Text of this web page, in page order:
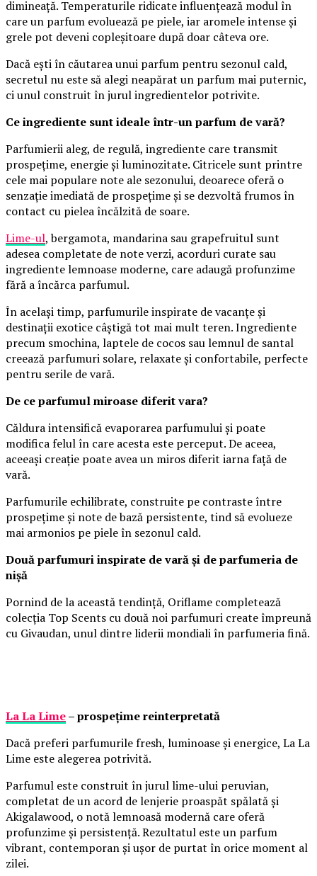
dimineață. Temperaturile ridicate influențează modul în
care un parfum evoluează pe piele, iar aromele intense și
grele pot deveni copleșitoare după doar câteva ore.
Dacă ești în căutarea unui parfum pentru sezonul cald,
secretul nu este să alegi neapărat un parfum mai puternic,
ci unul construit în jurul ingredientelor potrivite.
Ce ingrediente sunt ideale într-un parfum de vară?
Parfumierii aleg, de regulă, ingrediente care transmit
prospețime, energie și luminozitate. Citricele sunt printre
cele mai populare note ale sezonului, deoarece oferă o
senzație imediată de prospețime și se dezvoltă frumos în
contact cu pielea încălzită de soare.
Lime-ul, bergamota, mandarina sau grapefruitul sunt
adesea completate de note verzi, acorduri curate sau
ingrediente lemnoase moderne, care adaugă profunzime
fără a încărca parfumul.
În același timp, parfumurile inspirate de vacanțe și
destinații exotice câștigă tot mai mult teren. Ingrediente
precum smochina, laptele de cocos sau lemnul de santal
creează parfumuri solare, relaxate și confortabile, perfecte
pentru serile de vară.
De ce parfumul miroase diferit vara?
Căldura intensifică evaporarea parfumului și poate
modifica felul în care acesta este perceput. De aceea,
aceeași creație poate avea un miros diferit iarna față de
vară.
Parfumurile echilibrate, construite pe contraste între
prospețime și note de bază persistente, tind să evolueze
mai armonios pe piele în sezonul cald.
Două parfumuri inspirate de vară și de parfumeria de
nișă
Pornind de la această tendință, Oriflame completează
colecția Top Scents cu două noi parfumuri create împreună
cu Givaudan, unul dintre liderii mondiali în parfumeria fină.
La La Lime– prospețime reinterpretată
Dacă preferi parfumurile fresh, luminoase și energice, La La
Lime este alegerea potrivită.
Parfumul este construit în jurul lime-ului peruvian,
completat de un acord de lenjerie proaspăt spălată și
Akigalawood, o notă lemnoasă modernă care oferă
profunzime și persistență. Rezultatul este un parfum
vibrant, contemporan și ușor de purtat în orice moment al
zilei.